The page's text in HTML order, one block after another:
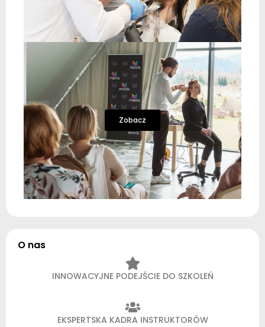
Zobacz
O nas
INNOWACYJNE PODEJŚCIE DO SZKOLEŃ
EKSPERTSKA KADRA INSTRUKTORÓW